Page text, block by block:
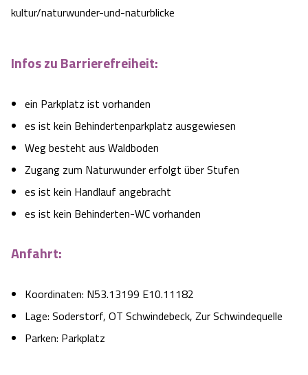
kultur/naturwunder-und-naturblicke
Infos zu Barrierefreiheit:
ein Parkplatz ist vorhanden
es ist kein Behindertenparkplatz ausgewiesen
Weg besteht aus Waldboden
Zugang zum Naturwunder erfolgt über Stufen
es ist kein Handlauf angebracht
es ist kein Behinderten-WC vorhanden
Anfahrt:
Koordinaten: N53.13199 E10.11182
Lage: Soderstorf, OT Schwindebeck, Zur Schwindequelle
Parken: Parkplatz